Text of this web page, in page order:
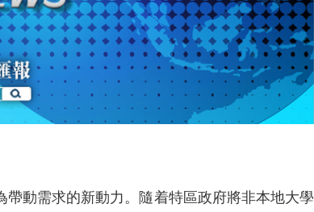
動需求的新動力。隨着特區政府將非本地大學